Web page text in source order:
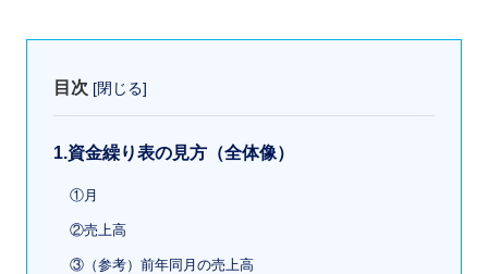
目次 [閉じる]
1.資金繰り表の見方（全体像）
①月
②売上高
③（参考）前年同月の売上高